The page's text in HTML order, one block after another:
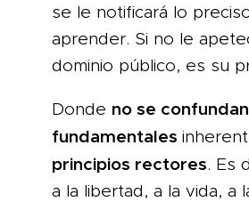
se le notificará lo
aprender. Si no le
dominio público, es su
Donde no se
fundamentales
principios rectores. Es
a la libertad, a la vida, a